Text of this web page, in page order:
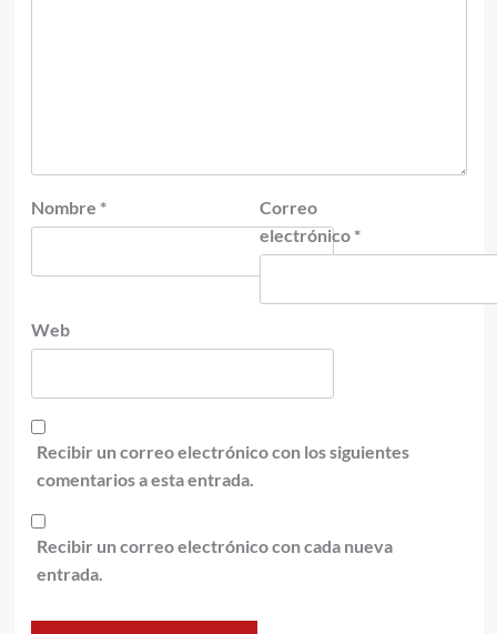
Nombre *
Correo
electrónico *
Web
Recibir un correo electrónico con los siguientes
comentarios a esta entrada.
Recibir un correo electrónico con cada nueva
entrada.